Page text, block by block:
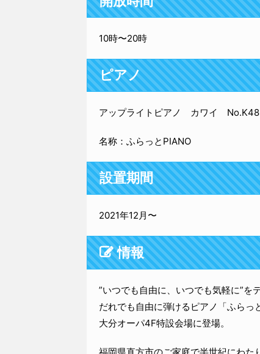
・JR大分駅 府内中央口より徒歩約5分
アクセス情報は
開放時間
10時〜20時
アップライトピアノ カワイ No.K48
名称：ふらっとPIANO
設置期間
2021年12月〜
情報